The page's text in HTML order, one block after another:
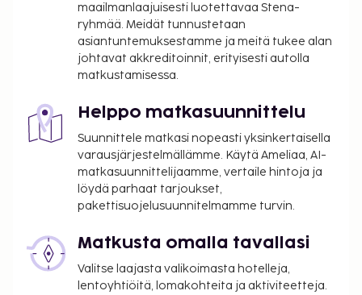
maailmanlaajuisesti luotettavaa Stena-
ryhmää. Meidät tunnustetaan
asiantuntemuksestamme ja meitä tukee alan
johtavat akkreditoinnit, erityisesti autolla
matkustamisessa.
Helppo matkasuunnittelu
Suunnittele matkasi nopeasti yksinkertaisella
varausjärjestelmällämme. Käytä Ameliaa, AI-
matkasuunnittelijaamme, vertaile hintoja ja
löydä parhaat tarjoukset,
pakettisuojelusuunnitelmamme turvin.
Matkusta omalla tavallasi
Valitse laajasta valikoimasta hotelleja,
lentoyhtiöitä, lomakohteita ja aktiviteetteja.